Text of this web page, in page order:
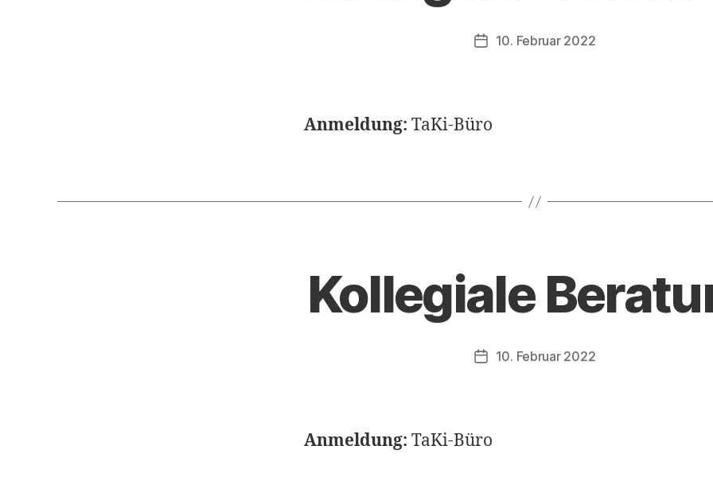
Veröffentlichungsdatum
10. Februar 2022
Anmeldung: TaKi-Büro
Kollegiale
Veröffentlichungsdatum
10. Februar 2022
Anmeldung: TaKi-Büro